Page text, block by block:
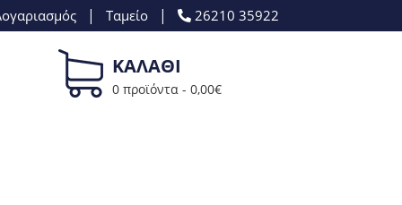
| Ταμείο | 26210 35922
ΚΑΛΑΘΙ
0 προϊόντα - 0,00€